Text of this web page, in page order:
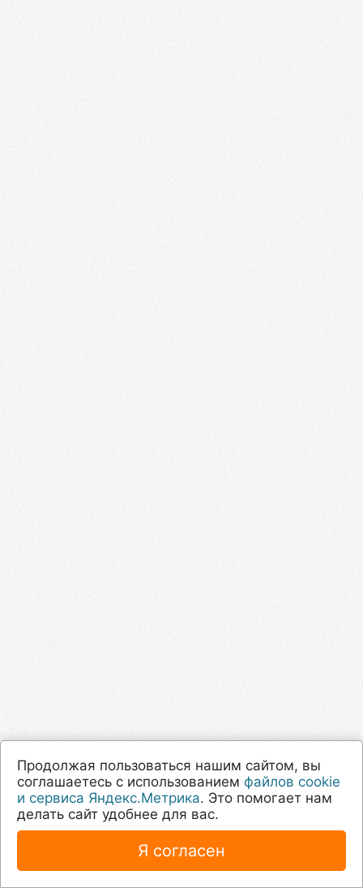
Продолжая пользоваться нашим сайтом, вы
соглашаетесь с использованием файлов cookie
и сервиса Яндекс.Метрика. Это помогает нам
делать сайт удобнее для вас.
Я согласен